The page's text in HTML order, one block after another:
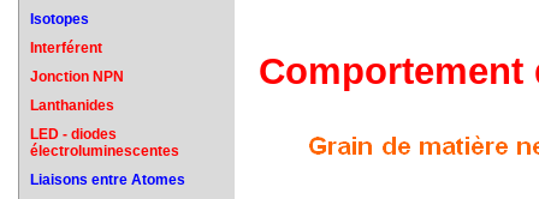
Isotopes
Interférent
Jonction NPN
Lanthanides
LED - diodes
électroluminescentes
Liaisons entre Atomes
Comportement